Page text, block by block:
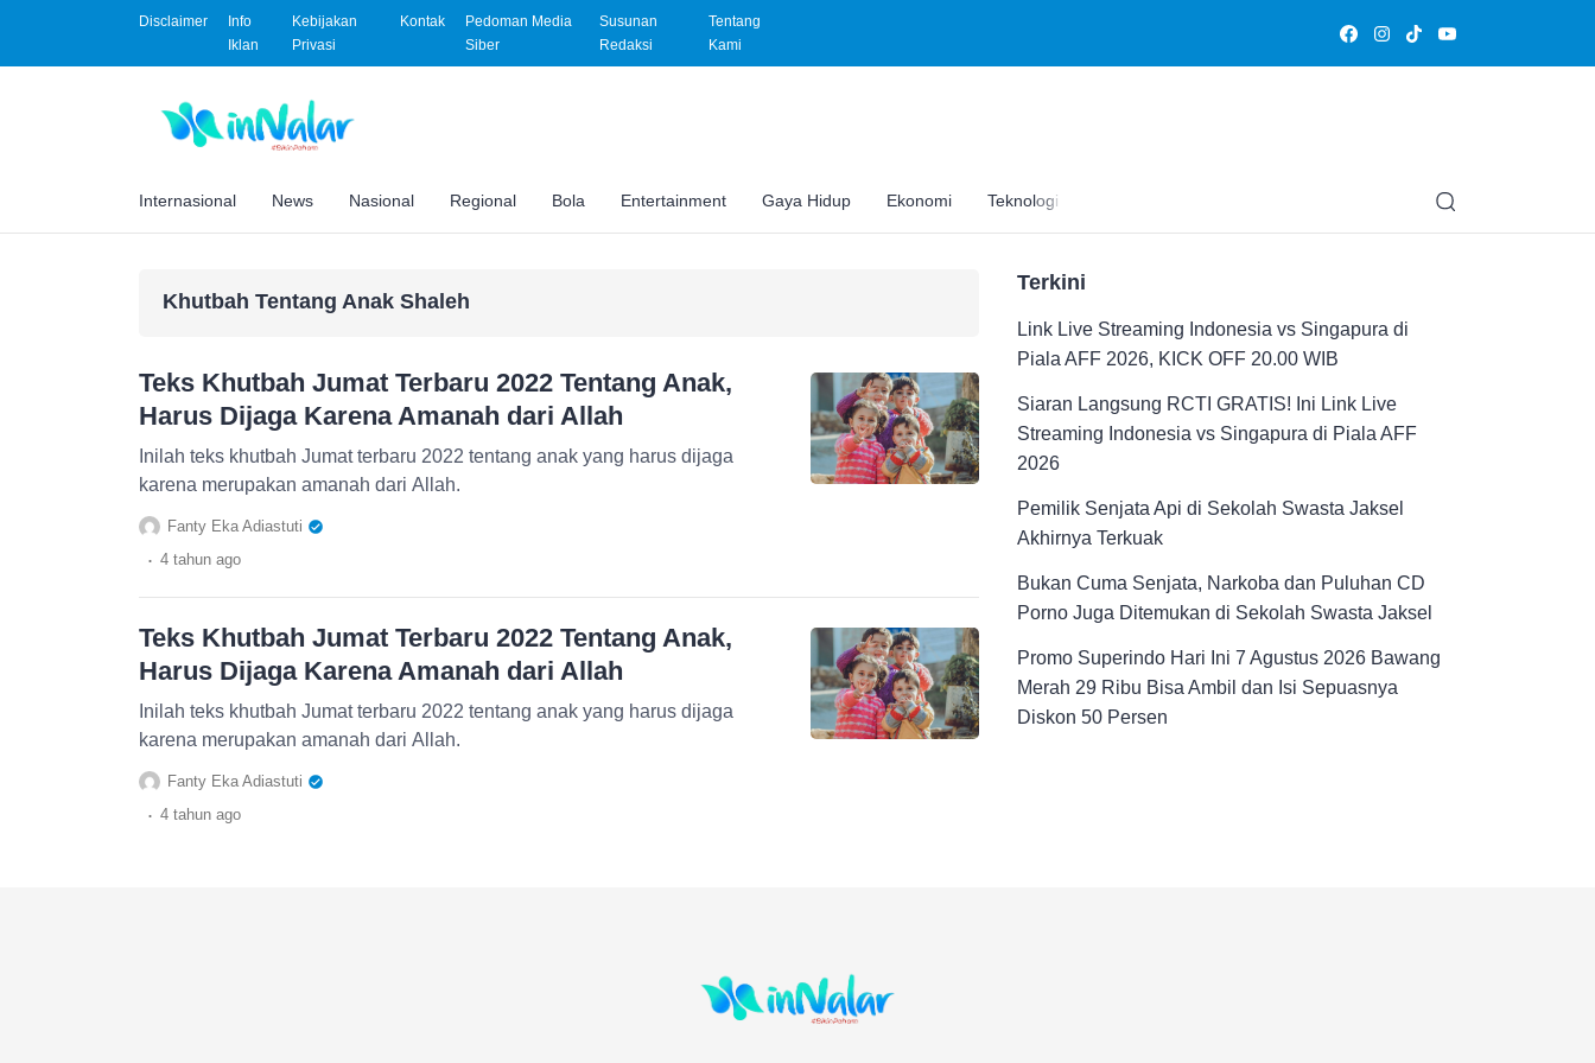
Disclaimer
Info
Iklan
Kebijakan
Privasi
Kontak
Pedoman Media
Siber
Susunan
Redaksi
Tentang
Kami
Internasional News Nasional Regional Bola Entertainment Gaya Hidup Ekonomi Teknologi Edukasi
Khutbah Tentang Anak Shaleh
Teks Khutbah Jumat Terbaru 2022 Tentang Anak,
Harus Dijaga Karena Amanah dari Allah
Inilah teks khutbah Jumat terbaru 2022 tentang anak yang harus dijaga
karena merupakan amanah dari Allah.
Fanty Eka Adiastuti
. 4 tahun ago
Teks Khutbah Jumat Terbaru 2022 Tentang Anak,
Harus Dijaga Karena Amanah dari Allah
Inilah teks khutbah Jumat terbaru 2022 tentang anak yang harus dijaga
karena merupakan amanah dari Allah.
Fanty Eka Adiastuti
. 4 tahun ago
Terkini
Link Live Streaming Indonesia vs Singapura di
Piala AFF 2026, KICK OFF 20.00 WIB
Siaran Langsung RCTI GRATIS! Ini Link Live
Streaming Indonesia vs Singapura di Piala AFF
2026
Pemilik Senjata Api di Sekolah Swasta Jaksel
Akhirnya Terkuak
Bukan Cuma Senjata, Narkoba dan Puluhan CD
Porno Juga Ditemukan di Sekolah Swasta Jaksel
Promo Superindo Hari Ini 7 Agustus 2026 Bawang
Merah 29 Ribu Bisa Ambil dan Isi Sepuasnya
Diskon 50 Persen